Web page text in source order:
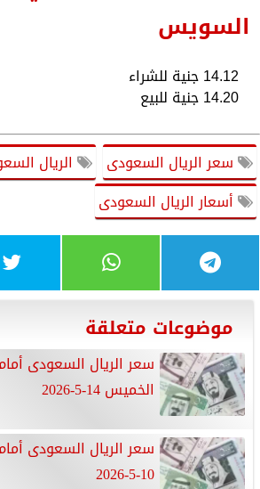
السويس
14.12 جنية للشراء
14.20 جنية للبيع
سعر الريال السعودى
الريال
أسعار الريال السعودى
موضوعات متعلقة
سعر الريال السعودى
الخميس 14-5-2026
سعر الريال السعودى
10-5-2026